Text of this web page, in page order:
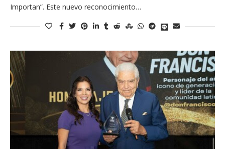
Importan”. Este nuevo reconocimiento…